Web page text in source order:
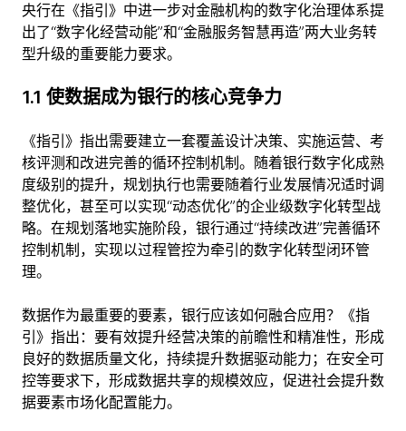
央行在《指引》中进一步对金融机构的数字化治理体系提
出了“数字化经营动能”和“金融服务智慧再造”两大业务转
型升级的重要能力要求。
1.1 使数据成为银行的核心竞争力
《指引》指出需要建立一套覆盖设计决策、实施运营、考
核评测和改进完善的循环控制机制。随着银行数字化成熟
度级别的提升，规划执行也需要随着行业发展情况适时调
整优化，甚至可以实现“动态优化”的企业级数字化转型战
略。在规划落地实施阶段，银行通过“持续改进”完善循环
控制机制，实现以过程管控为牵引的数字化转型闭环管
理。
数据作为最重要的要素，银行应该如何融合应用？《指
引》指出：要有效提升经营决策的前瞻性和精准性，形成
良好的数据质量文化，持续提升数据驱动能力；在安全可
控等要求下，形成数据共享的规模效应，促进社会提升数
据要素市场化配置能力。